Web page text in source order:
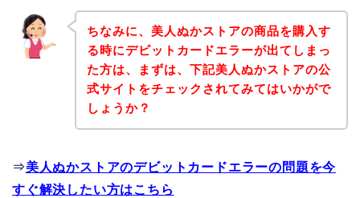
ちなみに、美人ぬかストアの商品を購入す
る時にデビットカードエラーが出てしまっ
た方は、まずは、下記美人ぬかストアの公
式サイトをチェックされてみてはいかがで
しょうか？
⇒美人ぬかストアのデビットカードエラーの問題を今
すぐ解決したい方はこちら